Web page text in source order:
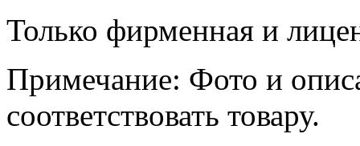
Только фирменная и
Примечание: Фото и
соответствовать товару.